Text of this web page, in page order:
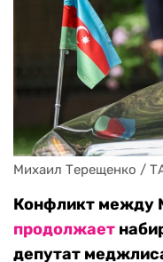
Михаил Терещенко /
Конфликт между
продолжает
депутат